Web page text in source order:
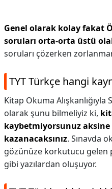
Genel olarak kolay fakat
soruları orta-orta üstü
soruları çözerken
TYT Türkçe hangi
Kitap Okuma Alışkanlığıyla
olarak şunu bilmeliyiz ki,
kaybetmiyorsunuz aksine
kazanacaksınız. Sınavda
gözünüze korkutucu gelen
gibi yazılardan oluşuyor.